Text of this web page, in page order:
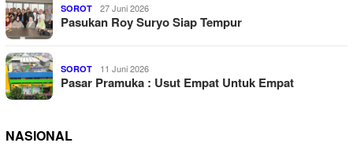
SOROT 27 Juni 2026
Pasukan Roy Suryo Siap Tempur
SOROT 11 Juni 2026
Pasar Pramuka : Usut Empat Untuk Empat
NASIONAL